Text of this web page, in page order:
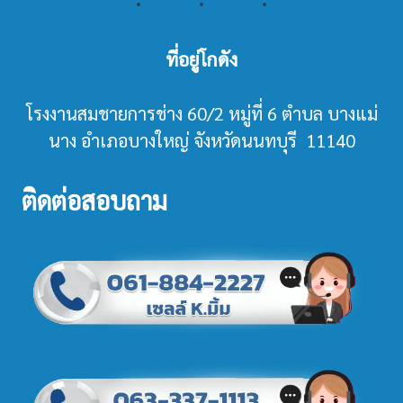
ที่อยู่โกดัง
โรงงานสมชายการช่าง 60/2 หมู่ที่ 6 ตำบล บางแม่
นาง อำเภอบางใหญ่ จังหวัดนนทบุรี 11140
ติดต่อสอบถาม